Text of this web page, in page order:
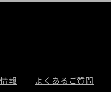
報 よくあるご質問